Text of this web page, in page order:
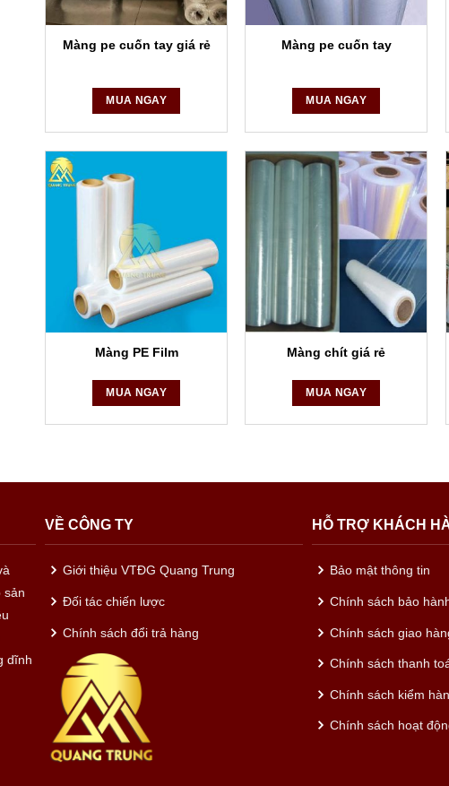
Màng pe cuốn tay giá rẻ
MUA NGAY
Màng pe cuốn tay
MUA NGAY
Màng PE Film
MUA NGAY
Màng chít giá rẻ
MUA NGAY
sản
dĩnh
VỀ CÔNG TY
Giới thiệu VTĐG Quang Trung
Đối tác chiến lược
Chính sách đổi trả hàng
HỖ TRỢ KHÁCH
Bảo mật thông tin
Chính sách bảo
Chính sách giao
Chính sách thanh
Chính sách kiểm
Chính sách hoạt